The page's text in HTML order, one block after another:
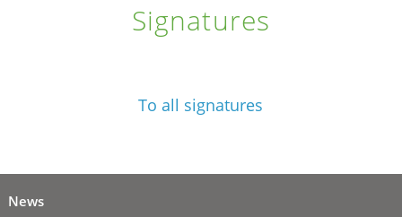
Signatures
To all signatures
News